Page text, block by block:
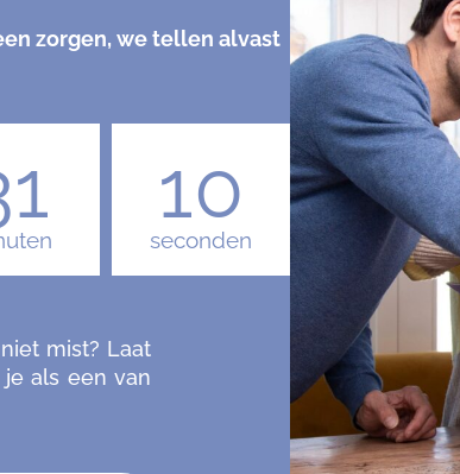
zorgen, we tellen alvast
08
seconden
mist? Laat
als een van